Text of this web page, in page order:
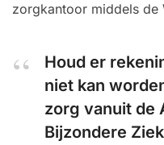
zorgkantoor middels
Houd er
niet kan
zorg vanuit de
Bijzondere